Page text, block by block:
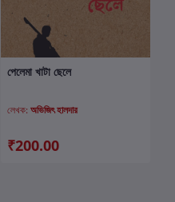
কার্টে যোগ করুন
পেলেমা খাটা ছেলে
লেখক: অভিজিৎ হালদার
₹200.00